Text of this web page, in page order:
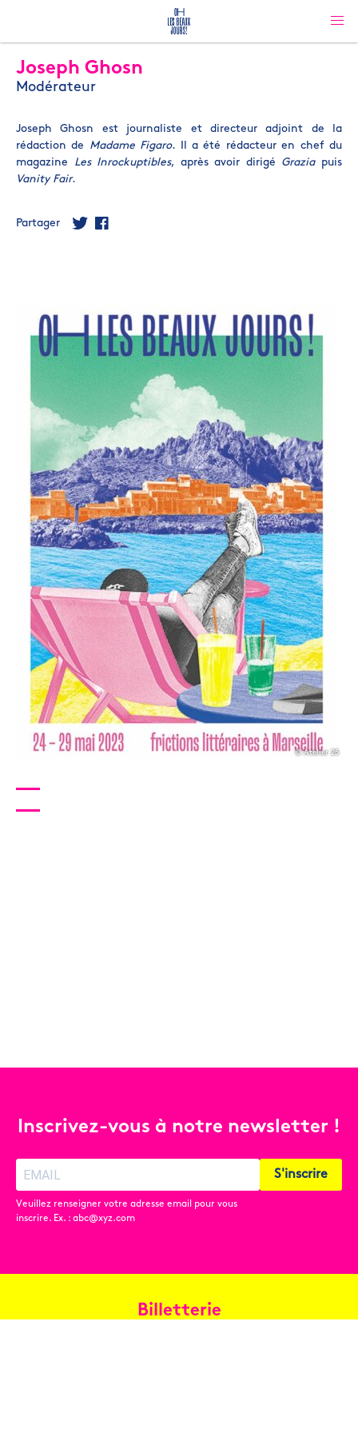
Joseph Ghosn
Modérateur
Joseph Ghosn est journaliste et directeur adjoint de la
rédaction de Madame Figaro. Il a été rédacteur en chef du
magazine Les Inrockuptibles, après avoir dirigé Graziapuis
Vanity Fair.
Partager
© Atelier 25
Inscrivez-vous à notre newsletter !
Veuillez renseigner votre adresse email pour vous
inscrire. Ex. : abc@xyz.com
S'inscrire
Billetterie